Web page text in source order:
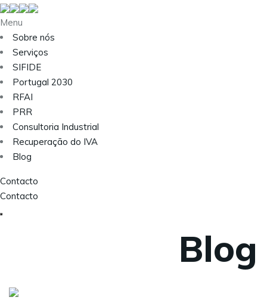
Menu
Sobre nós
Serviços
SIFIDE
Portugal 2030
RFAI
PRR
Consultoria Industrial
Recuperação do IVA
Blog
Contacto
Contacto
Blog